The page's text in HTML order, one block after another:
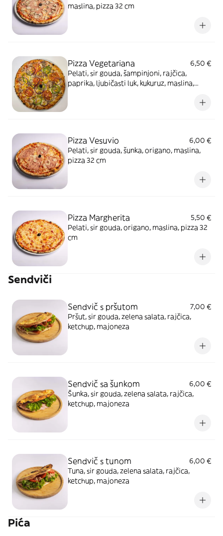
maslina, pizza 32 cm
Pizza Vegetariana
6,50 €
Pelati, sir gouda, šampinjoni, rajčica,
paprika, ljubičasti luk, kukuruz, maslina,
Pizza Vesuvio
6,00 €
Pelati, sir gouda, šunka, origano, maslina,
pizza 32 cm
Pizza Margherita
5,50 €
Pelati, sir gouda, origano, maslina, pizza 32
cm
Sendviči
Sendvič s pršutom
7,00 €
Pršut, sir gouda, zelena salata, rajčica,
ketchup, majoneza
Sendvič sa šunkom
6,00 €
Šunka, sir gouda, zelena salata, rajčica,
ketchup, majoneza
Sendvič s tunom
6,00 €
Tuna, sir gouda, zelena salata, rajčica,
ketchup, majoneza
Pića